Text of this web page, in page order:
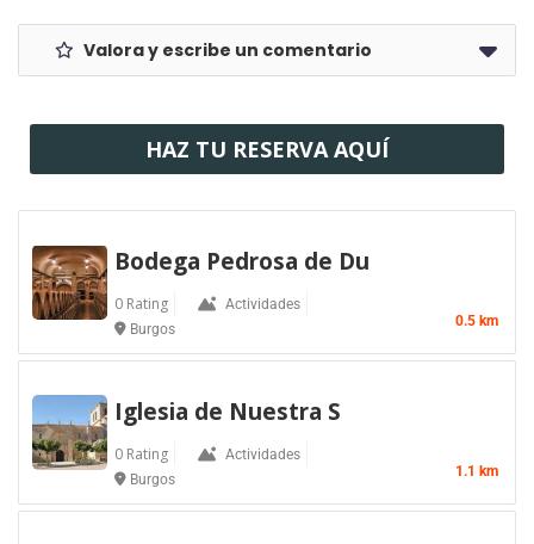
Valora y escribe un comentario
HAZ TU RESERVA AQUÍ
Bodega Pedrosa de Du
0 Rating
Actividades
Burgos
0.5 km
Iglesia de Nuestra S
0 Rating
Actividades
Burgos
1.1 km